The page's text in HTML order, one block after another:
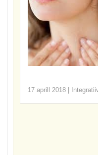
17 aprill 2018